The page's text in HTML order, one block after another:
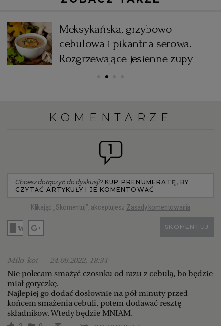
Meksykańska, grzybowo-
cebulowa i pikantna serowa.
Rozgrzewające jesienne zupy
KOMENTARZE
1
Chcesz dołączyć do dyskusji? KUP PRENUMERATĘ, BY
CZYTAĆ ARTYKUŁY I JE KOMENTOWAĆ
Klikając „Skomentuj”, akceptujesz Zasady komentowania
SKOMENTUJ
Milo-kot
24.09.2022, 18:34
Nie polecam smażyć czosnku od razu z cebulą, bo będzie
miał goryczkę.
Najlepiej go dodać dosłownie na pół minuty przed
końcem smażenia cebuli, potem dodawać resztę
składnikow. Wtedy będzie MNIAM.